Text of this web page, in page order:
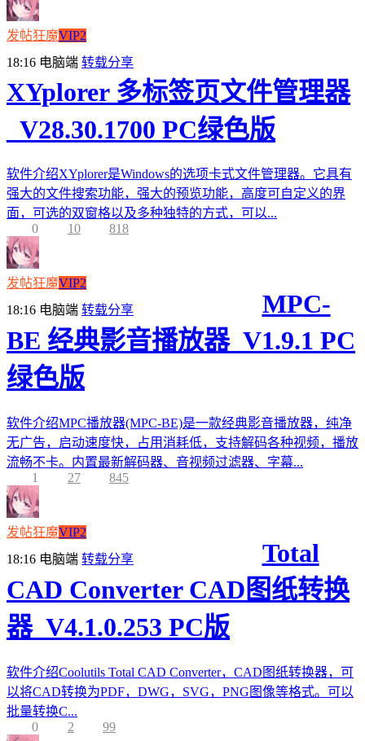
发帖狂魔VIP2
18:16 电脑端 转载分享
XYplorer 多标签页文件管理器
_V28.30.1700 PC绿色版
软件介绍XYplorer是Windows的选项卡式文件管理器。它具有
强大的文件搜索功能，强大的预览功能，高度可自定义的界
面，可选的双窗格以及多种独特的方式，可以...
0
10 818
发帖狂魔VIP2
18:16 电脑端 转载分享
MPC-
BE 经典影音播放器_V1.9.1 PC
绿色版
软件介绍MPC播放器(MPC-BE)是一款经典影音播放器，纯净
无广告，启动速度快，占用消耗低，支持解码各种视频，播放
流畅不卡。内置最新解码器、音视频过滤器、字幕...
1
27 845
发帖狂魔VIP2
18:16 电脑端 转载分享
Total
CAD Converter CAD图纸转换
器_V4.1.0.253 PC版
软件介绍Coolutils Total CAD Converter，CAD图纸转换器，可
以将CAD转换为PDF，DWG，SVG，PNG图像等格式。可以
批量转换C...
0
2 99